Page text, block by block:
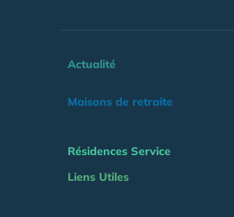
Actualité
Maisons de retraite
Résidences Service
Liens Utiles